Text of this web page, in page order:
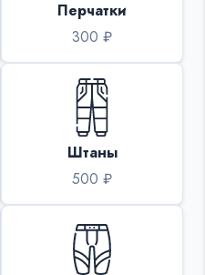
Перчатки
300 ₽
Штаны
500 ₽